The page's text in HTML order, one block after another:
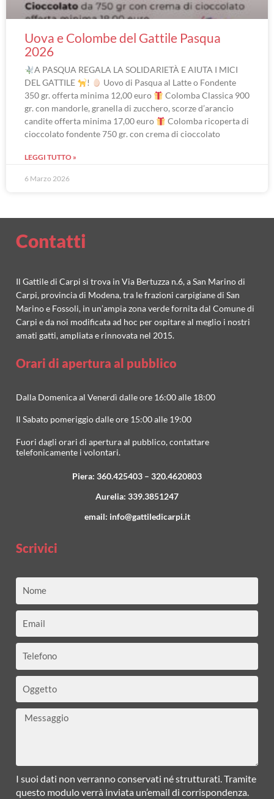
Uova e Colombe del Gattile Pasqua
2026
A PASQUA REGALA LA SOLIDARIETÀ E AIUTA I MICI
DEL GATTILE
!
Uovo di Pasqua al Latte o Fondente
350 gr. offerta minima 12,00 euro
Colomba Classica 900
gr. con mandorle, granella di zucchero, scorze d’arancio
candite offerta minima 17,00 euro
Colomba ricoperta di
cioccolato fondente 750 gr. con crema di cioccolato
LEGGI TUTTO »
6 Marzo 2026
Contatti
Il Gattile di Carpi si trova in Via Bertuzza n.6, a San Marino di
Carpi, provincia di Modena, tra le frazioni carpigiane di San
Marino e Fossoli, in un’ampia zona verde fornita dal Comune di
Carpi e da noi modificata ad hoc per ospitare al meglio i nostri
amati gatti, ampliata e rinnovata nel 2015.
Orari di apertura al pubblico
Dalla Domenica al Venerdì dalle ore 16:00 alle 18:00
Il Sabato pomeriggio dalle ore 15:00 alle 19:00
Fuori dagli orari di apertura al pubblico, contattare
telefonicamente i volontari.
Piera: 360.425403 – 320.4620803
Aurelia: 339.3851247
email: info@gattiledicarpi.it
Scrivici
Messaggio
I suoi dati non verranno conservati né strutturati. Tramite
questo modulo verrà inviata un’email di corrispondenza.